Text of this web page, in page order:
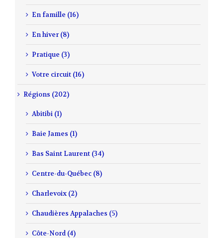
En famille (16)
En hiver (8)
Pratique (3)
Votre circuit (16)
Régions (202)
Abitibi (1)
Baie James (1)
Bas Saint Laurent (34)
Centre-du-Québec (8)
Charlevoix (2)
Chaudières Appalaches (5)
Côte-Nord (4)